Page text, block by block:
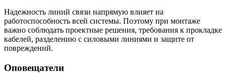
Надежность линий связи напрямую влияет на
работоспособность всей системы. Поэтому при монтаже
важно соблюдать проектные решения, требования к прокладке
кабелей, разделению с силовыми линиями и защите от
повреждений.
Оповещатели